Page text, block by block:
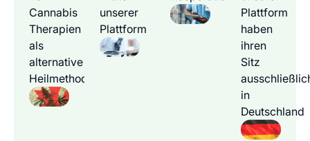
Cannabis
Therapien
als
alternative
Heilmethode
unserer
Plattform
Plattform
haben
ihren
Sitz
in
Deutschland